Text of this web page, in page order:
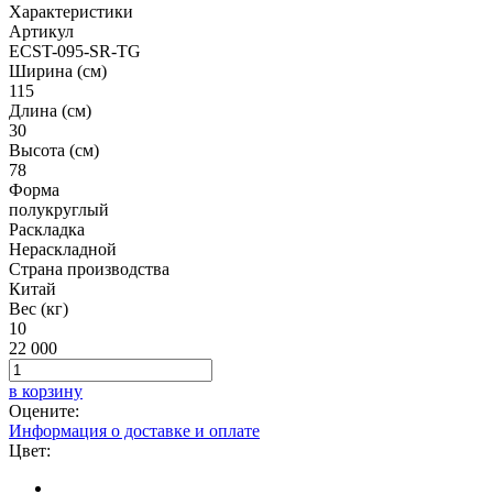
Характеристики
Артикул
ECST-095-SR-TG
Ширина (см)
115
Длина (см)
30
Высота (см)
78
Форма
полукруглый
Раскладка
Нераскладной
Страна производства
Китай
Вес (кг)
10
22 000
в корзину
Оцените:
Информация о доставке и оплате
Цвет: